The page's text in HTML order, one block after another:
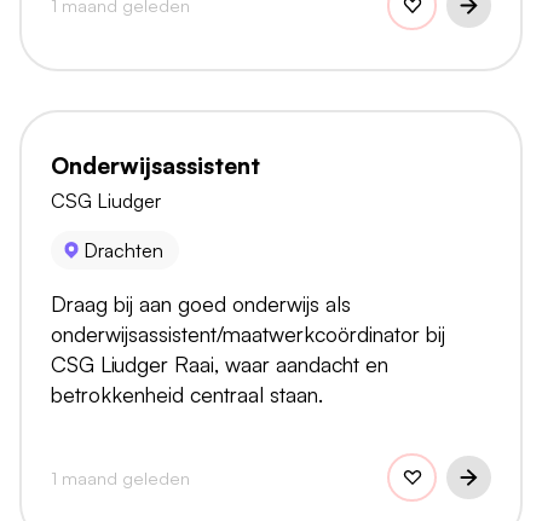
1 maand geleden
Onderwijsassistent
CSG Liudger
Drachten
Draag bij aan goed onderwijs als
onderwijsassistent/maatwerkcoördinator bij
CSG Liudger Raai, waar aandacht en
betrokkenheid centraal staan.
1 maand geleden